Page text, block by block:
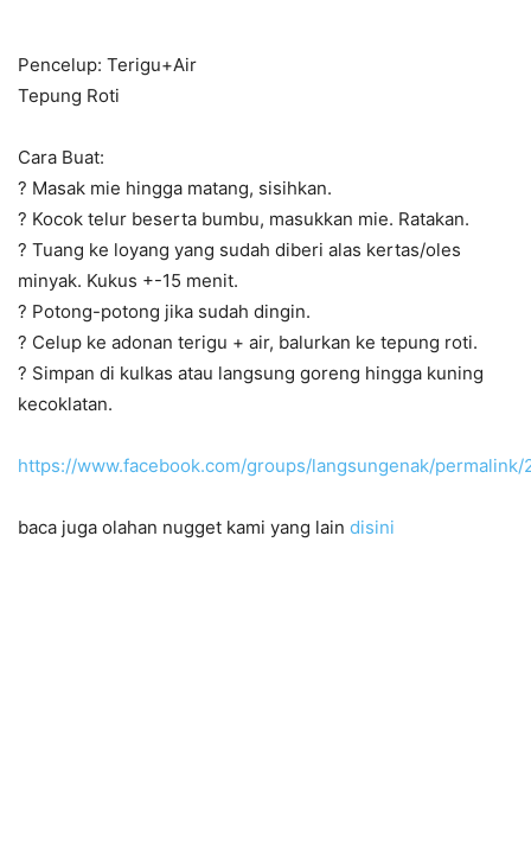
Pencelup: Terigu+Air
Tepung Roti
Cara Buat:
? Masak mie hingga matang, sisihkan.
? Kocok telur beserta bumbu, masukkan mie. Ratakan.
? Tuang ke loyang yang sudah diberi alas kertas/oles
minyak. Kukus +-15 menit.
? Potong-potong jika sudah dingin.
? Celup ke adonan terigu + air, balurkan ke tepung roti.
? Simpan di kulkas atau langsung goreng hingga kuning
kecoklatan.
https://www.facebook.com/groups/langsungenak/
baca juga olahan nugget kami yang lain disini